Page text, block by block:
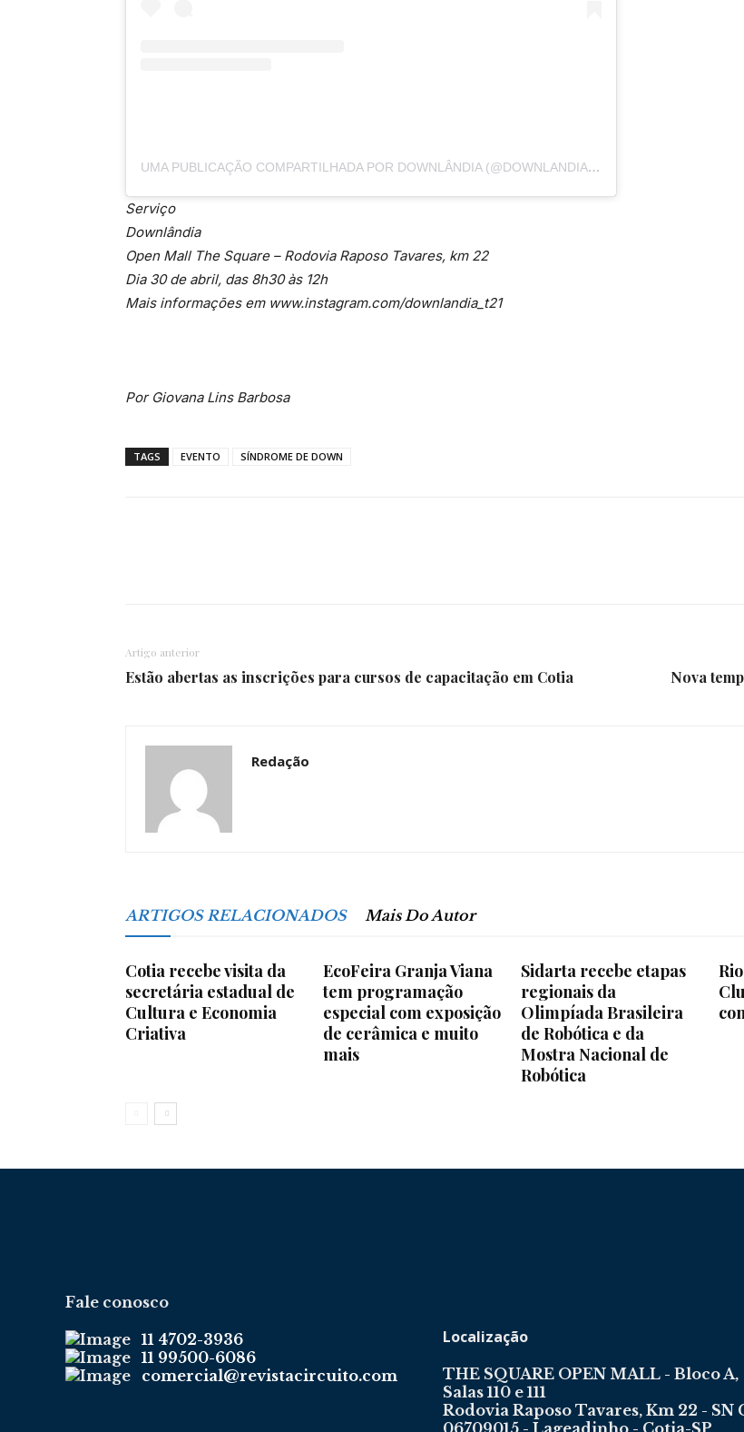
UMA PUBLICAÇÃO COMPARTILHADA POR DOWNLÂNDIA (@DOWNLANDIA_T21)
Serviço
Downlândia
Open Mall The Square – Rodovia Raposo Tavares, km 22
Dia 30 de abril, das 8h30 às 12h
Mais informações em www.instagram.com/downlandia_t21
Por Giovana Lins Barbosa
TAGS EVENTO SÍNDROME DE DOWN
Artigo anterior
Estão abertas as inscrições para cursos de capacitação em Cotia Nova
Redação
ARTIGOS RELACIONADOS Mais Do Autor
Cotia recebe visita da
secretária estadual de
Cultura e Economia
Criativa
EcoFeira Granja Viana
tem programação
especial com exposição
de cerâmica e muito
mais
Sidarta recebe etapas
regionais da
Olimpíada Brasileira
de Robótica e da
Mostra Nacional de
Robótica
Fale conosco
11 4702-3936
11 99500-6086
comercial@revistacircuito.com
Localização
THE SQUARE OPEN MALL - Bloco A,
Salas 110 e 111
Rodovia Raposo Tavares, Km 22 - SN
06709015 - Lageadinho - Cotia-SP